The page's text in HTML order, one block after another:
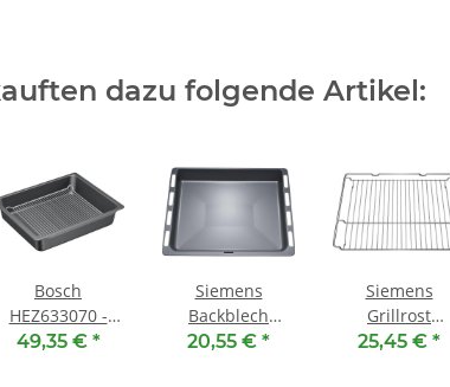
dazu folgende Artikel:
Bosch
HEZ633070 -
Profi-Pfanne mit
49,35 € *
Siemens
Backblech
00742586 ( 465 x
20,55 € *
Siemens
Grillrost
HZ634070 ( 455
25,45 € *